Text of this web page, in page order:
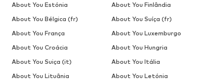
About You Estónia
About You Finlândia
About You Bélgica (fr)
About You Suíça (fr)
About You França
About You Luxemburgo
About You Croácia
About You Hungria
About You Suiça (it)
About You Itália
About You Lituânia
About You Letónia